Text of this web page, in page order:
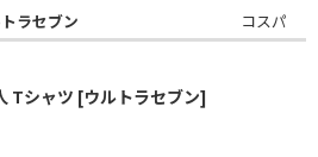
ラセブン コスパ
Tシャツ [ウルトラセブン]